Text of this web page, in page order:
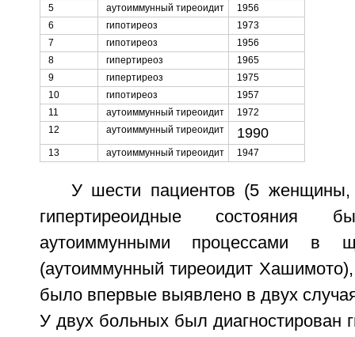
5
аутоиммунный тиреоидит
1956
6
гипотиреоз
1973
7
гипотиреоз
1956
8
гипертиреоз
1965
9
гипертиреоз
1975
10
гипотиреоз
1957
11
аутоиммунный тиреоидит
1972
12
аутоиммунный тиреоидит 1990
13 аутоиммунный тиреоидит 1947
У шести пациентов (5
гипертиреоидные
аутоиммунными процессами в
(аутоиммунный тиреоидит
было впервые выявлено в двух
У двух больных был диагностирован